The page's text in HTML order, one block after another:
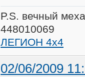
P.S. вечный
448010069
ЛЕГИОН 4х4
02/06/2009